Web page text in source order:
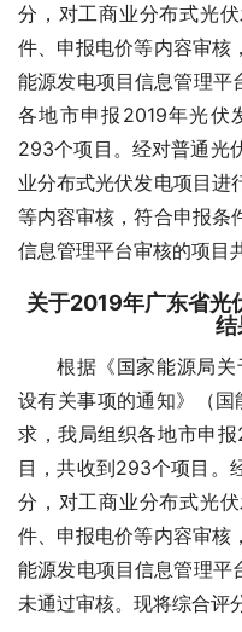
分，对工商业分布式光
件、申报电价等内容审核
能源发电项目信息管理
各地市申报2019年光伏
293个项目。经对普通光
业分布式光伏发电项目进
等内容审核，符合申报条
信息管理平台审核的项目
关于2019年广东省光
结
根据《国家能源局
设有关事项的通知》（
求，我局组织各地市申
目，共收到293个项目。
分，对工商业分布式光
件、申报电价等内容审核
能源发电项目信息管理平
未通过审核。现将综合评